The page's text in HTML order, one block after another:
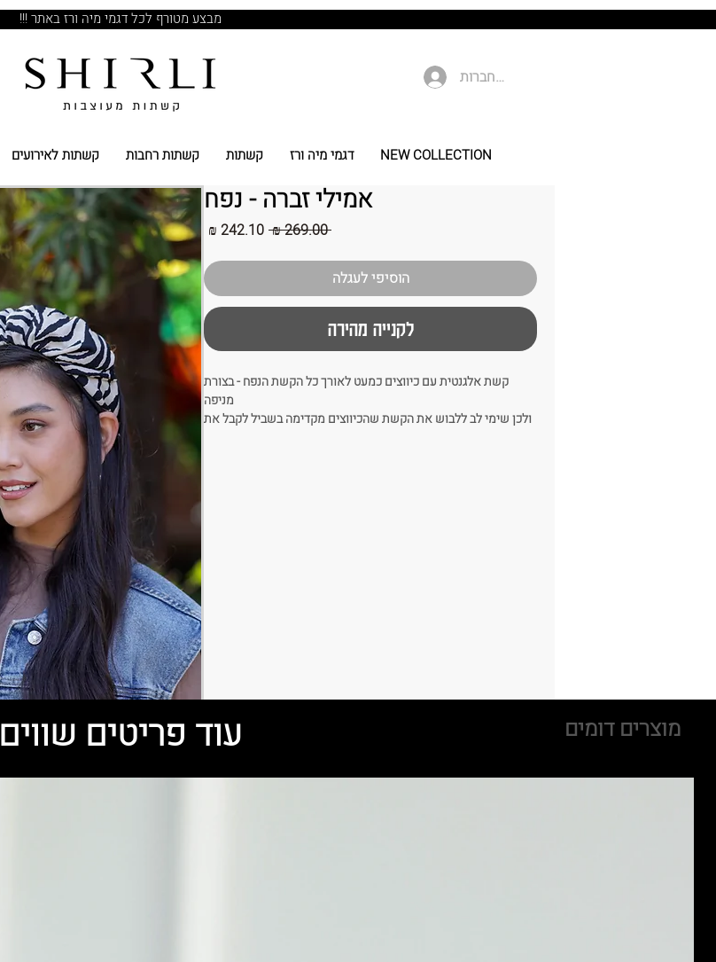
מבצע מטורף לכל דגמי מיה ורז באתר !!!
להתחברות
NEW COLLECTION דגמי מיה ורז קשתות קשתות רחבות קשתות לאירועים
אמילי זברה - נפח
‏269.00 ‏₪
מחיר
מחיר
מבצע
הוסיפי לעגלה
לקנייה מהירה
קשת אלגנטית עם כיווצים כמעט לאורך כל הקשת הנפח - בצורת
מניפה
ולכן שימי לב ללבוש את הקשת שהכיווצים מקדימה בשביל לקבל את
עוד פריטים שווים מוצרים דומים